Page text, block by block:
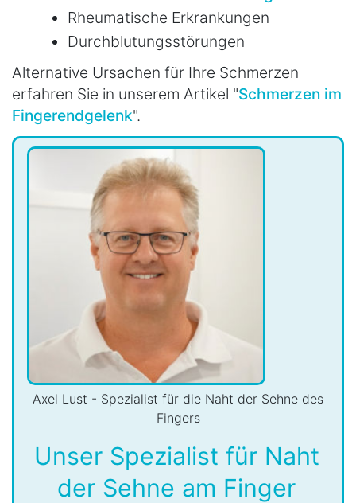
Rheumatische Erkrankungen
Durchblutungsstörungen
Alternative Ursachen für Ihre Schmerzen
erfahren Sie in unserem Artikel "Schmerzen im
Fingerendgelenk".
Axel Lust - Spezialist für die Naht der Sehne des
Fingers
Unser Spezialist für Naht
der Sehne am Finger